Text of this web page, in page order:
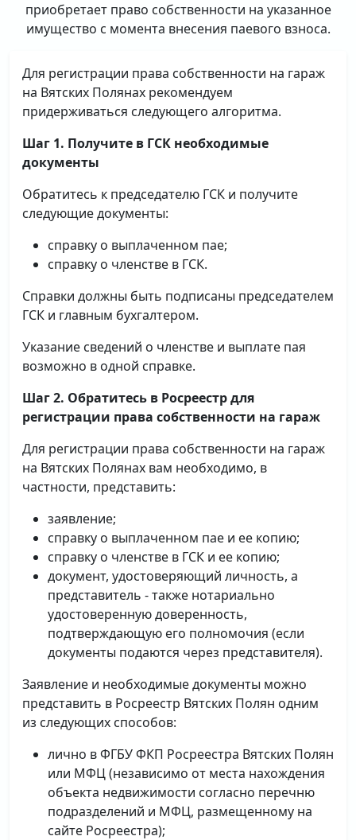
приобретает право собственности на указанное
имущество с момента внесения паевого взноса.
Для регистрации права собственности на гараж
на Вятских Полянах рекомендуем
придерживаться следующего алгоритма.
Шаг 1. Получите в ГСК необходимые
документы
Обратитесь к председателю ГСК и получите
следующие документы:
справку о выплаченном пае;
справку о членстве в ГСК.
Справки должны быть подписаны председателем
ГСК и главным бухгалтером.
Указание сведений о членстве и выплате пая
возможно в одной справке.
Шаг 2. Обратитесь в Росреестр для
регистрации права собственности на гараж
Для регистрации права собственности на гараж
на Вятских Полянах вам необходимо, в
частности, представить:
заявление;
справку о выплаченном пае и ее копию;
справку о членстве в ГСК и ее копию;
документ, удостоверяющий личность, а
представитель - также нотариально
удостоверенную доверенность,
подтверждающую его полномочия (если
документы подаются через представителя).
Заявление и необходимые документы можно
представить в Росреестр Вятских Полян одним
из следующих способов:
лично в ФГБУ ФКП Росреестра Вятских Полян
или МФЦ (независимо от места нахождения
объекта недвижимости согласно перечню
подразделений и МФЦ, размещенному на
сайте Росреестра);